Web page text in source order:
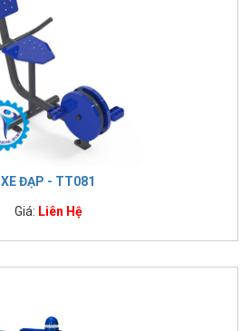
XE ĐẠP - TT081
Giá: Liên Hệ